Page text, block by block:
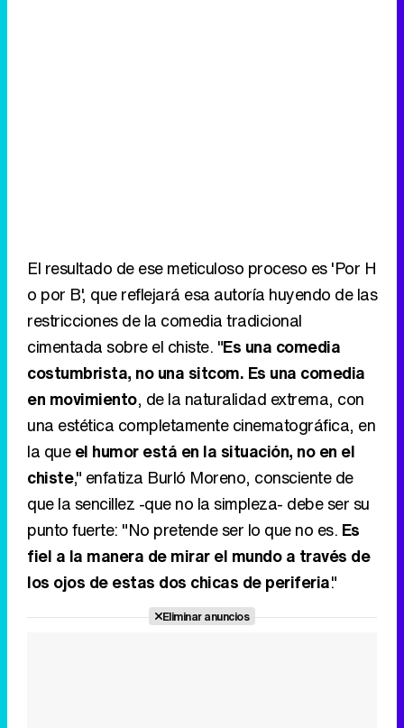
en movimiento, de la naturalidad extrema, con
una estética completamente cinematográfica, en
la queel humor está en la situación, no en el
chiste," enfatiza Burló Moreno, consciente de
que la sencillez -que no la simpleza- debe ser su
punto fuerte: "No pretende ser lo que no es.Es
fiel a la manera de mirar el mundo a través de
los ojos de estas dos chicas de periferia."